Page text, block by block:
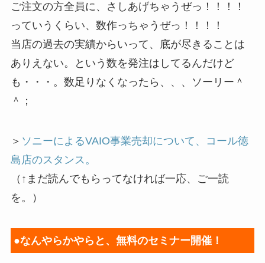
ご注文の方全員に、さしあげちゃうぜっ！！！！
っていうくらい、数作っちゃうぜっ！！！！
当店の過去の実績からいって、底が尽きることは
ありえない。という数を発注はしてるんだけど
も・・・。数足りなくなったら、、、ソーリー＾
＾；
＞ ソニーによるVAIO事業売却について、コール徳
島店のスタンス。
（↑まだ読んでもらってなければ一応、ご一読
を。）
●なんやらかやらと、無料のセミナー開催！